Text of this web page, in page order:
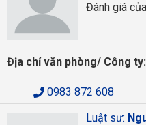
Đánh giá
Địa chỉ văn phòng/ Công ty:
0983 872 608
Luật sư: